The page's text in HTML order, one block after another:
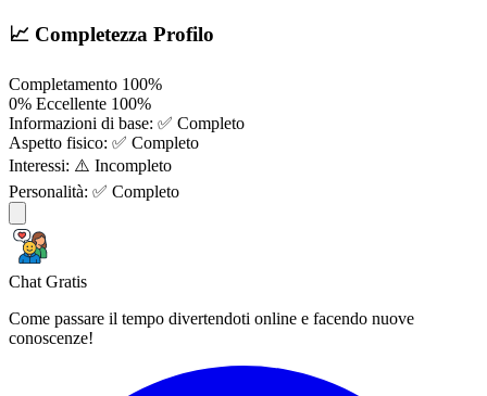
📈 Completezza Profilo
Completamento 100%
0% Eccellente 100%
Informazioni di base: ✅ Completo
Aspetto fisico: ✅ Completo
Interessi: ⚠️ Incompleto
Personalità: ✅ Completo
Chat Gratis
Come passare il tempo divertendoti online e facendo nuove
conoscenze!